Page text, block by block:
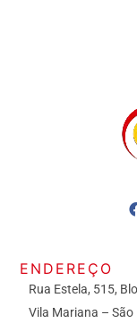
ENDEREÇO
Rua Estela, 515,
Vila Mariana –